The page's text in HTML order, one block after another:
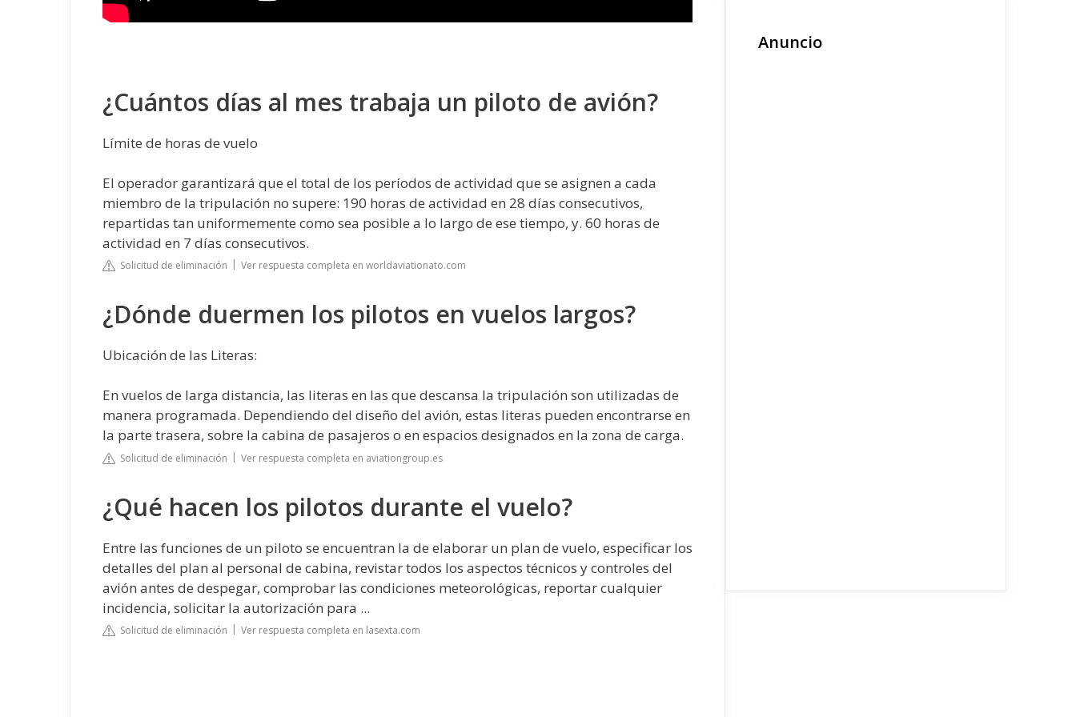
¿Cuántos días al mes trabaja un piloto de avión?
Límite de horas de vuelo
El operador garantizará que el total de los períodos de actividad que se asignen a cada
miembro de la tripulación no supere: 190 horas de actividad en 28 días consecutivos,
repartidas tan uniformemente como sea posible a lo largo de ese tiempo, y. 60 horas de
actividad en 7 días consecutivos.
Solicitud de eliminación Ver respuesta completa en worldaviationato.com
¿Dónde duermen los pilotos en vuelos largos?
Ubicación de las Literas:
En vuelos de larga distancia, las literas en las que descansa la tripulación son utilizadas de
manera programada. Dependiendo del diseño del avión, estas literas pueden encontrarse en
la parte trasera, sobre la cabina de pasajeros o en espacios designados en la zona de carga.
Solicitud de eliminación Ver respuesta completa en aviationgroup.es
¿Qué hacen los pilotos durante el vuelo?
Entre las funciones de un piloto se encuentran la de elaborar un plan de vuelo, especificar los
detalles del plan al personal de cabina, revistar todos los aspectos técnicos y controles del
avión antes de despegar, comprobar las condiciones meteorológicas, reportar cualquier
incidencia, solicitar la autorización para ...
Solicitud de eliminación Ver respuesta completa en lasexta.com
Anuncio